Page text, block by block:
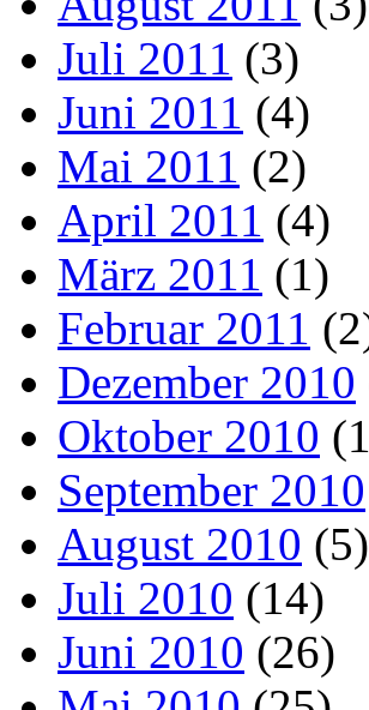
Juli 2011 (3)
Juni 2011 (4)
Mai 2011 (2)
April 2011 (4)
März 2011 (1)
Februar 2011
Dezember 2010
Oktober 2010
September 2010
August 2010 (5)
Juli 2010 (14)
Juni 2010 (26)